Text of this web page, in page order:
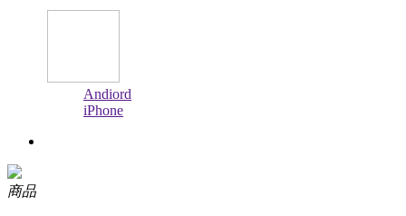
Andiord
iPhone
商品